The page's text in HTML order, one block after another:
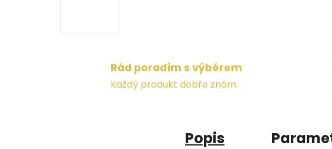
Rád poradím s výběrem
Každý produkt dobře znám.
Popis